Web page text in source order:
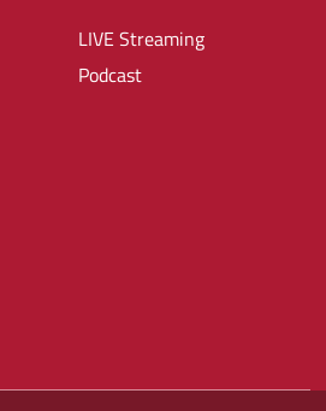
LIVE Streaming
Podcast